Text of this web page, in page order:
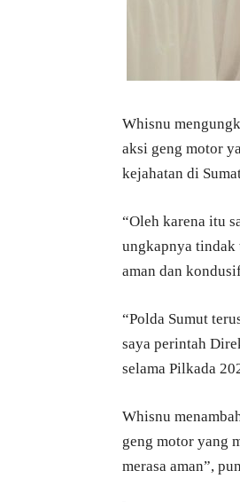
Whisnu
aksi geng motor
kejahatan di
“Oleh karena itu
ungkapnya tindak
aman dan
“Polda Sumut
saya perintah
selama Pilkada
Whisnu
geng motor yang
merasa aman”,